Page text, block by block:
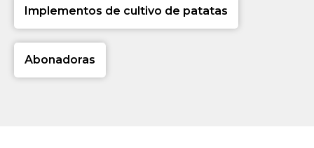
Implementos de cultivo de patatas
Abonadoras